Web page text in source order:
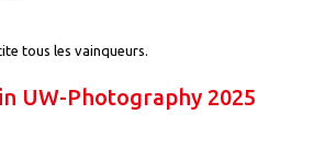
tous les vainqueurs.
UW-Photography 2025